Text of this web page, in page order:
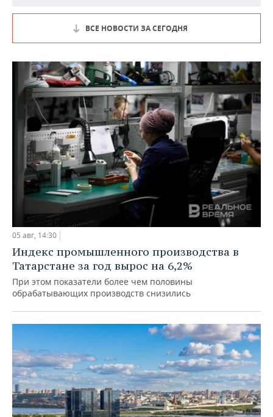
ВСЕ НОВОСТИ ЗА СЕГОДНЯ
05 авг, 14:30
Индекс промышленного производства в
Татарстане за год вырос на 6,2%
При этом показатели более чем половины
обрабатывающих производств снизились